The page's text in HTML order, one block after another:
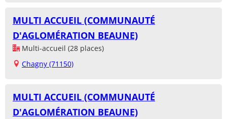
MULTI ACCUEIL (COMMUNAUTÉ
D'AGLOMÉRATION BEAUNE)
Multi-accueil (28 places)
Chagny (71150)
MULTI ACCUEIL (COMMUNAUTÉ
D'AGLOMÉRATION BEAUNE)